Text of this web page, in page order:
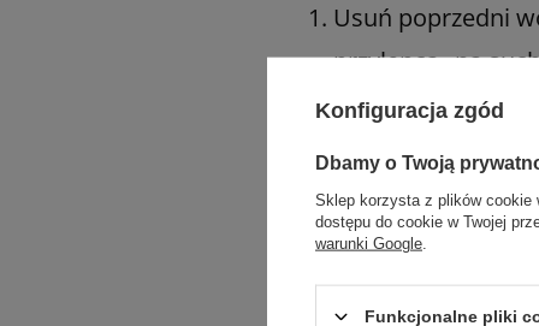
Usuń poprzedni
przylepca „na
Oczyść skórę
Przetrzyj gazikiem
Dopasuj
wyłącznie
Zastosuj
Konfiguracja zgód
Dbamy o Twoją
Sklep korzysta z plików cookie
dostępu do cookie w Twojej
warunki Google
Funkcjonalne pliki